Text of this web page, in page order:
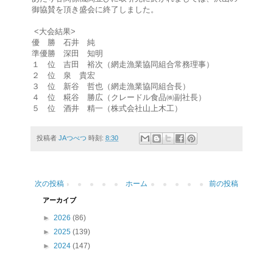
御協賛を頂き盛会に終了しました。
<大会結果>
優 勝 石井 純
準優勝 深田 知明
１ 位 吉田 裕次（網走漁業協同組合常務理事）
２ 位 泉 貴宏
３ 位 新谷 哲也（網走漁業協同組合長）
４ 位 糀谷 勝広（クレードル食品㈱副社長）
５ 位 酒井 精一（株式会社山上木工）
投稿者 JAつべつ 時刻: 8:30
次の投稿 前の投稿
ホーム
アーカイブ
► 2026 (86)
► 2025 (139)
► 2024 (147)